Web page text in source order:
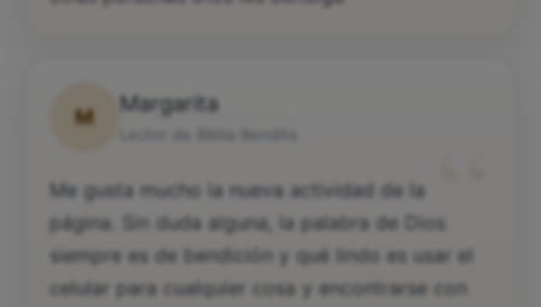
M
Margarita
“
Me gusta mucho la nueva actividad de la
página. Sin duda alguna, la palabra de Dios
siempre es de bendición y qué lindo es usar el
celular para cualquier cosa y encontrarse con